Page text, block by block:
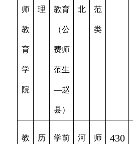
师
教
育
学
院
理 教育
（公
费师
范生
—赵
县）
北 范
类
教 历 学前 河 师 430